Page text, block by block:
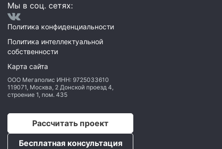
Мы в соц. сетях:
Политика конфиденциальности
Политика интеллектуальной
собственности
Карта сайта
ООО Мегаполис ИНН: 9725033610
119071, Москва, 2 Донской проезд 4,
строение 1, пом. 435
Рассчитать проект
Бесплатная консультация